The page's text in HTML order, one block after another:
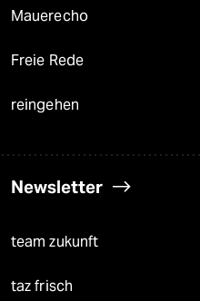
Mauerecho
Freie Rede
reingehen
Newsletter
team zukunft
taz frisch